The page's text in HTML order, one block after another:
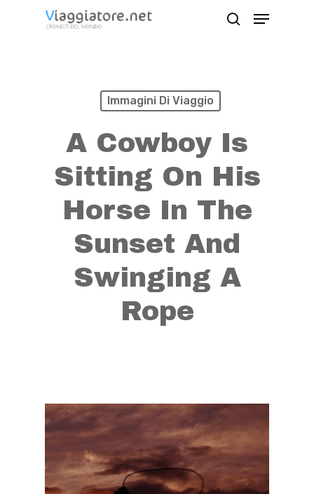
Menu
Immagini Di Viaggio
A Cowboy Is
Sitting On His
Horse In The
Sunset And
Swinging A
Rope